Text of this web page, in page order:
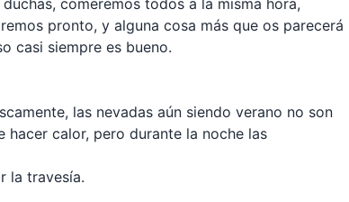
comeremos todos a la misma hora,
pronto, y alguna cosa más que os parecerá
casi siempre es bueno.
las nevadas aún siendo verano no son
hacer calor, pero durante la noche las
la travesía.